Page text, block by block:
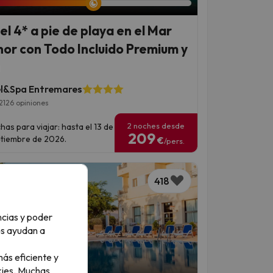
4* a pie de playa en el Mar
con Todo Incluido Premium y
Entremares
opiniones
para viajar: hasta el 13 de
de 2026.
2 noches desde
209€/pers.
418
1 día 8 horas
y poder
ayudan a
eficiente y
Muchas